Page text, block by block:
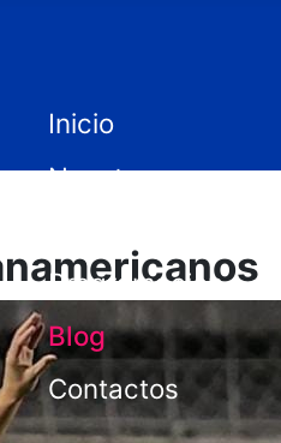
Inicio
Nosotros
Programacion
Blog
Contactos